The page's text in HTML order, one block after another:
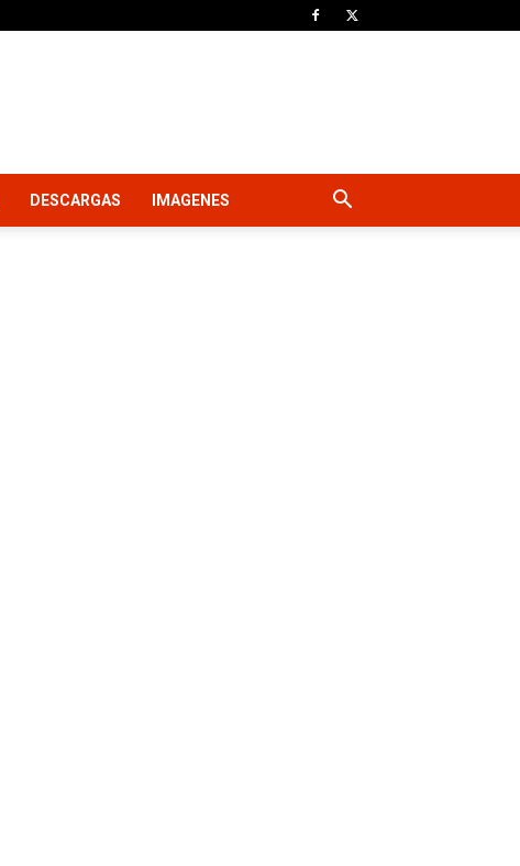
DESCARGAS IMAGENES